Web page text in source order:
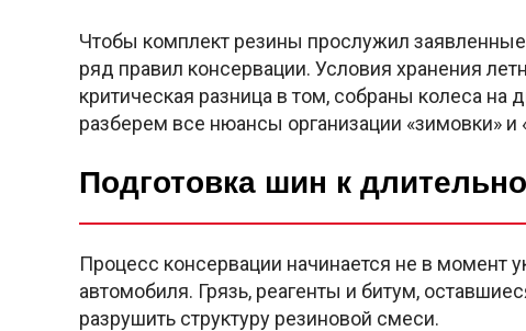
Чтобы комплект резины прослужил
ряд правил консервации. Условия хранения
критическая разница в том, собраны колеса
разберем все нюансы организации «зимовки»
Подготовка шин к
Процесс консервации начинается не в момент
автомобиля. Грязь, реагенты и битум,
разрушить структуру резиновой смеси.